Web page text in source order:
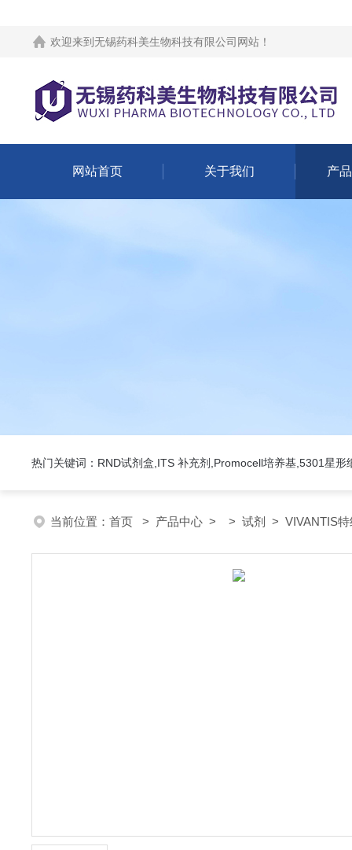
欢迎来到 无锡药科美生物科技有限公司网站 ！
网站首页 关于我们 产
热门关键词：RND试剂盒,ITS 补充剂,Promocell培养基,5301星形
当前位置： 首页 > 产品中心 > > 试剂 > VIVANTIS特